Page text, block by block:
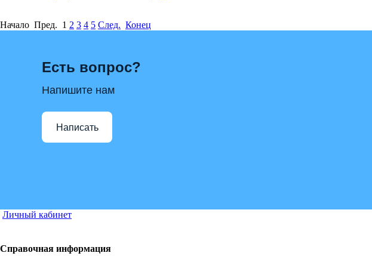
Начало Пред. 1 2 3 4 5 След. Конец
Есть вопрос?
Напишите нам
Написать
Личный кабинет
Справочная информация